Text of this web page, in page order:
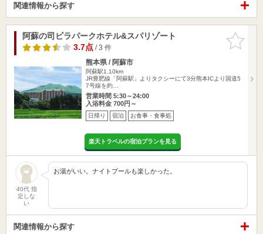
関連情報から探す
お気に入
りに追加
阿蘇の司ビラパークホテル&スパリゾート
3.7点/ 3 件
熊本県 / 阿蘇市
阿蘇駅1.10km
JR豊肥線「阿蘇駅」よりタクシーにて3分熊本ICより国道5
7号線を約…
営業時間 5:30～24:00
入浴料金 700円～
日帰り 宿泊 お食事・食事処
楽天トラベルの宿泊プランを見る
40代 指
定しな
い
お湯がいい。ナイトプールも楽しかった。
関連情報から探す